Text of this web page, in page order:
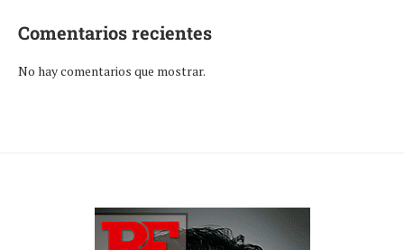
Comentarios recientes
No hay comentarios que mostrar.